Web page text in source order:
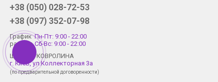
+38 (050) 028-72-53
+38 (097) 352-07-98
График
работы
Пн-Пт: 9:00 - 22:00
Сб-Вс: 9:00 - 22:00
Шоу-рум КОВРОЛИНА
г. Киев, ул.Коллекторная 3а
(по предварительной договоренности)